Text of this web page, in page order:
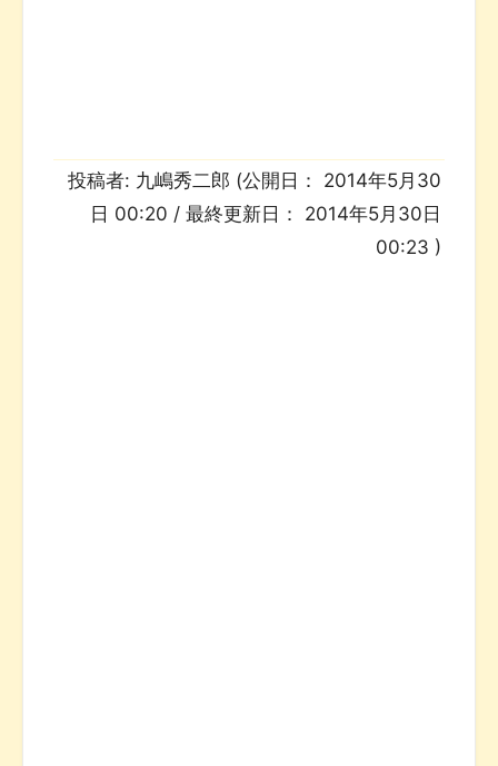
投稿者: 九嶋秀二郎 (公開日： 2014年5月30
日 00:20 / 最終更新日： 2014年5月30日
00:23 )